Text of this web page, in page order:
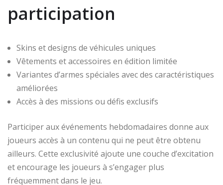
participation
Skins et designs de véhicules uniques
Vêtements et accessoires en édition limitée
Variantes d’armes spéciales avec des caractéristiques
améliorées
Accès à des missions ou défis exclusifs
Participer aux événements hebdomadaires donne aux
joueurs accès à un contenu qui ne peut être obtenu
ailleurs. Cette exclusivité ajoute une couche d’excitation
et encourage les joueurs à s’engager plus
fréquemment dans le jeu.